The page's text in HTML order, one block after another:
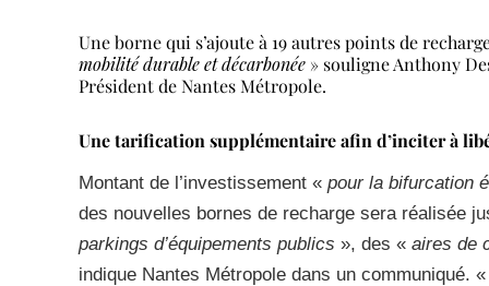
Une borne qui s’ajoute à 19 autres points de
mobilité durable et décarbonée » souligne Anthony
Président de Nantes Métropole.
Une tarification supplémentaire afin d’inciter à
Montant de l’investissement « pour la bifurcation
des nouvelles bornes de recharge sera réalisée
parkings d’équipements publics », des « aires de
indique Nantes Métropole dans un communiqué. «